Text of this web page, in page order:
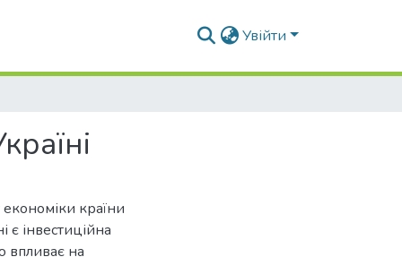
Увійти
країни
є інвестиційна
впливає на